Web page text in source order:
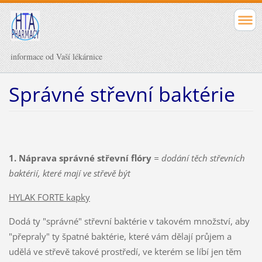
informace od Vaší lékárnice
Správné střevní baktérie
1. Náprava správné střevní flóry = dodání těch střevních
baktérií, které mají ve střevě být
HYLAK FORTE kapky
Dodá ty "správné" střevní baktérie v takovém množství, aby
"přepraly" ty špatné baktérie, které vám dělají průjem a
udělá ve střevě takové prostředí, ve kterém se líbí jen těm